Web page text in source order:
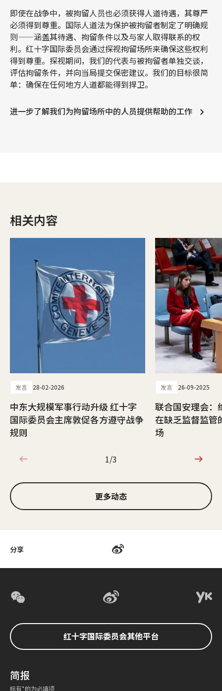
分享
即使在战争中，被拘留人员也必须获得人道待遇，其尊严
必须得到尊重。国际人道法为保护被拘留者制定了明确规
则——涵盖其待遇、拘留条件以及与家人取得联系的权
利。红十字国际委员会通过探视拘留场所来确保这些权利
得到尊重。探视期间，我们的代表与被拘留者单独交谈，
评估拘留条件，并向当局提交保密建议。我们的目标很简
单：确保在任何地方人道都能得到捍卫。
进一步了解我们为拘留场所中的人员提供帮助的工作
相关内容
发言 28-02-2026
中东大规模军事行动升级 红十字
国际委员会主席敦促各方遵守战争
规则
发言 26-09-2025
联合国安理会：
在缺乏监督监管
场
1/3
1/3
更多动态
红十字国际委员会其他平台
简报
标有*的为必填项